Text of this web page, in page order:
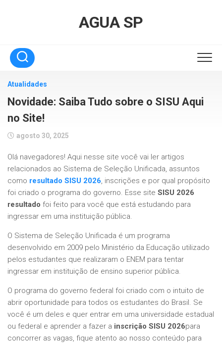
AGUA SP
Atualidades
Novidade: Saiba Tudo sobre o SISU Aqui
no Site!
agosto 30, 2025
Olá navegadores! Aqui nesse site você vai ler artigos
relacionados ao Sistema de Seleção Unificada, assuntos
como resultado SISU 2026, inscrições e por qual propósito
foi criado o programa do governo. Esse site SISU 2026
resultado foi feito para você que está estudando para
ingressar em uma instituição pública.
O Sistema de Seleção Unificada é um programa
desenvolvido em 2009 pelo Ministério da Educação utilizado
pelos estudantes que realizaram o ENEM para tentar
ingressar em instituição de ensino superior pública.
O programa do governo federal foi criado com o intuito de
abrir oportunidade para todos os estudantes do Brasil. Se
você é um deles e quer entrar em uma universidade estadual
ou federal e aprender a fazer a inscrição SISU 2026para
concorrer as vagas, fique atento ao nosso conteúdo para